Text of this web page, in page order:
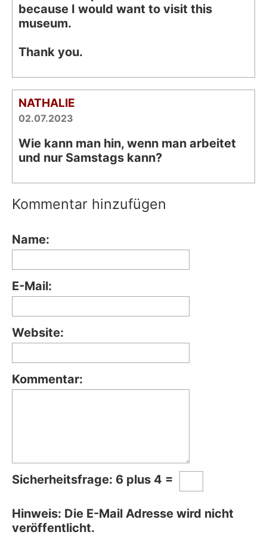
because I would want to visit this
museum.
Thank you.
NATHALIE
02.07.2023
Wie kann man hin, wenn man arbeitet
und nur Samstags kann?
Kommentar hinzufügen
Name:
E-Mail:
Website:
Kommentar:
Sicherheitsfrage: 6 plus 4 =
Hinweis: Die E-Mail Adresse wird nicht
veröffentlicht.